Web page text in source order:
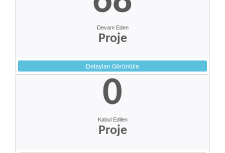
Devam Eden
Proje
Detayları Görüntüle
0
Kabul Edilen
Proje